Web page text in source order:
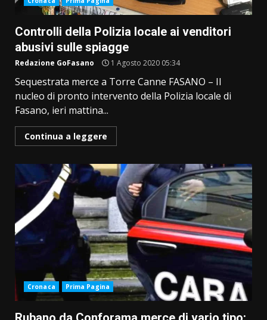
Controlli della Polizia locale ai venditori
abusivi sulle spiagge
Redazione GoFasano 1 Agosto 2020 05:34
Sequestrata merce a Torre Canne FASANO – Il
nucleo di pronto intervento della Polizia locale di
Fasano, ieri mattina...
Continua a leggere
Cronaca Prima Pagina